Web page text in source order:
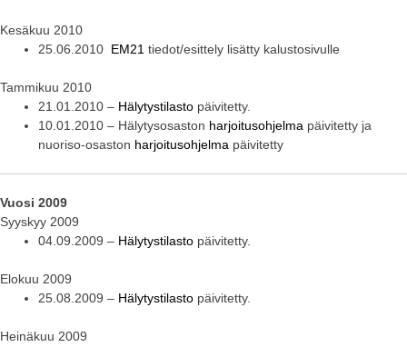
Kesäkuu 2010
25.06.2010 EM21 tiedot/esittely lisätty kalustosivulle
Tammikuu 2010
21.01.2010 – Hälytystilasto päivitetty.
10.01.2010 – Hälytysosaston harjoitusohjelma päivitetty ja
nuoriso-osaston harjoitusohjelma päivitetty
Vuosi 2009
Syyskyy 2009
04.09.2009 – Hälytystilasto päivitetty.
Elokuu 2009
25.08.2009 – Hälytystilasto päivitetty.
Heinäkuu 2009